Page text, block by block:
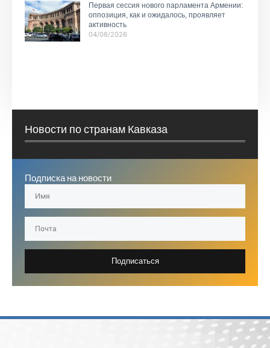
Первая сессия нового парламента Армении:
оппозиция, как и ожидалось, проявляет
активность
04/08/2026
Новости по странам Кавказа
Подписка на новости
Подписаться